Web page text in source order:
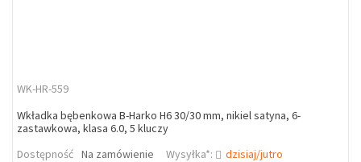
WK-HR-559
Wkładka bębenkowa B-Harko H6 30/30 mm, nikiel satyna, 6-
zastawkowa, klasa 6.0, 5 kluczy
Dostępność Na zamówienie Wysyłka*: dzisiaj/jutro